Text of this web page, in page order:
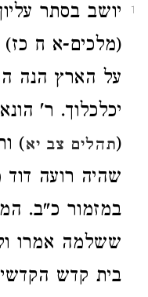
1
יושב בסתר
(מלכים-א ח
על הארץ הנה
יכלכלוך. ר'
(תהלים צב יא)
שהיה רועה
במזמור כ"ב.
ששלמה אמרו
בית קדש